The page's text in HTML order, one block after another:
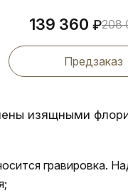
139 360 ₽208
Предзаказ
изящными
гравировка.